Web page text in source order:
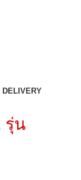
รุ่น